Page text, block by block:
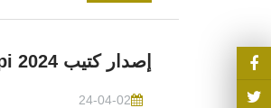
إصدار كتيب Upi 2024: استكشاف قدراتنا في تصنيع أجزا
24-04-02